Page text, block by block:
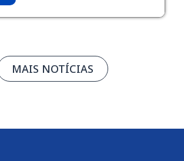
MAIS NOTÍCIAS